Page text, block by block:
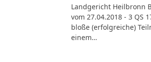
Landgericht Heilbronn
vom 27.04.2018 - 3 QS
bloße (erfolgreiche)
einem…